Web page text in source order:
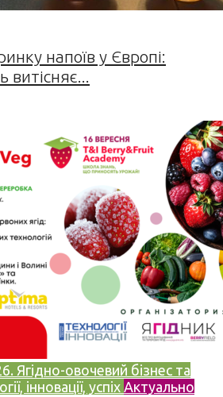
напоїв у Європі:
витісняє...
Ягідно-овочевий бізнес та
інновації, успіх Актуально